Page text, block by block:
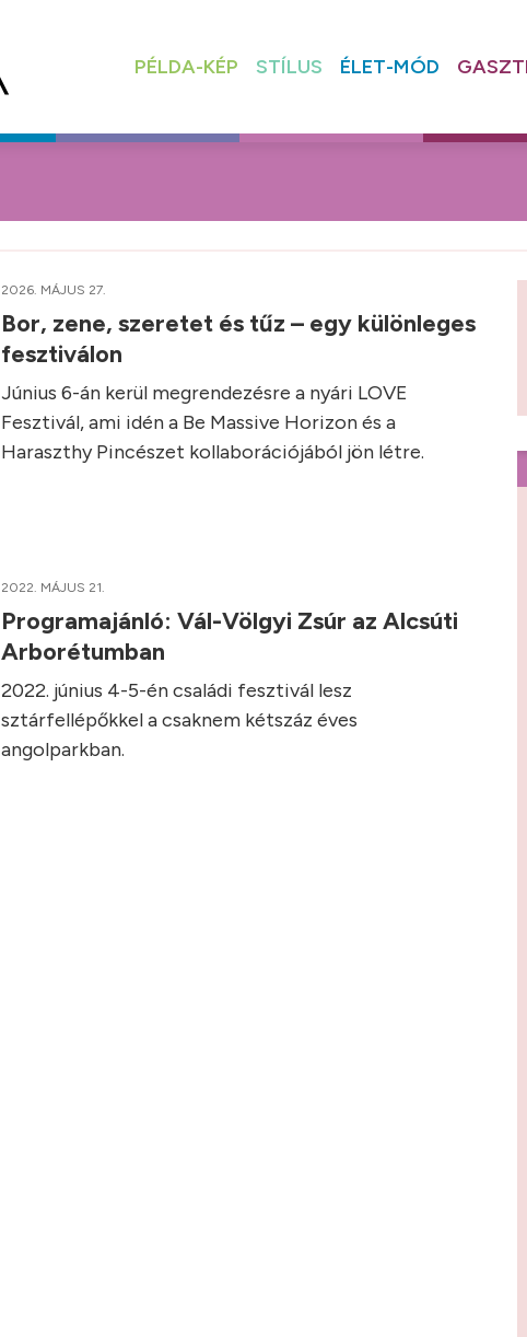
PÉLDA-KÉP STÍLUS ÉLET-MÓD
2026. MÁJUS 27.
Bor, zene, szeretet és tűz – egy különleges
fesztiválon
Június 6-án kerül megrendezésre a nyári LOVE
Fesztivál, ami idén a Be Massive Horizon és a
Haraszthy Pincészet kollaborációjából jön létre.
2022. MÁJUS 21.
Programajánló: Vál-Völgyi Zsúr az Alcsúti
Arborétumban
2022. június 4-5-én családi fesztivál lesz
sztárfellépőkkel a csaknem kétszáz éves
angolparkban.